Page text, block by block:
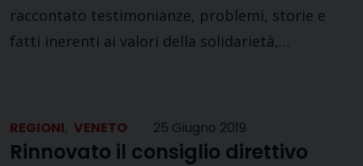
raccontato testimonianze, problemi, storie e
fatti inerenti ai valori della solidarietà,…
REGIONI, VENETO 25 Giugno 2019
Rinnovato il consiglio direttivo